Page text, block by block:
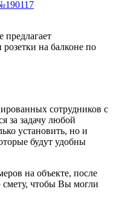
розетки на балконе по
сотрудников с
за задачу любой
установить, но и
будут удобны
на объекте, после
чтобы Вы могли